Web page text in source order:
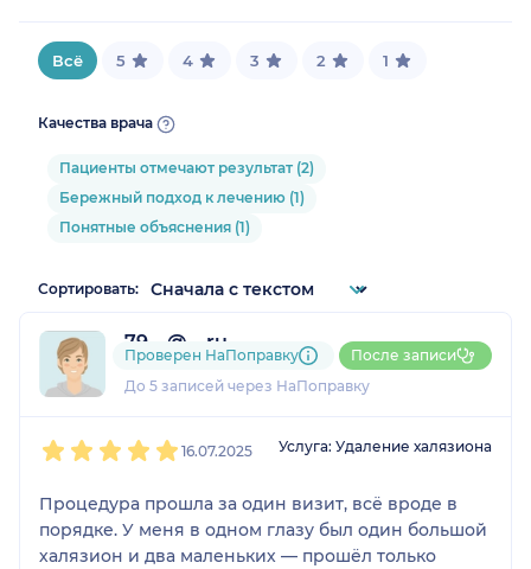
Всё 5 4 3 2 1
Качества врача
Пациенты отмечают результат (2)
Бережный подход к лечению (1)
Понятные объяснения (1)
Сортировать:
79....@....ru
1 отзыв
До 5 записей через НаПоправку
Проверен НаПоправку После записи
16.07.2025 Услуга: Удаление халязиона
Процедура прошла за один визит, всё вроде в
порядке. У меня в одном глазу был один большой
халязион и два маленьких — прошёл только